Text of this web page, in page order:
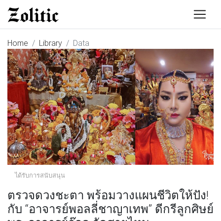
Home Library Data
ได้รับการสนับสนุน
ตรวจดวงชะตา พร้อมวางแผนชีวิตให้ปัง!
กับ “อาจารย์พอลลี่ชาญาเทพ” ดีกรีลูกศิษย์